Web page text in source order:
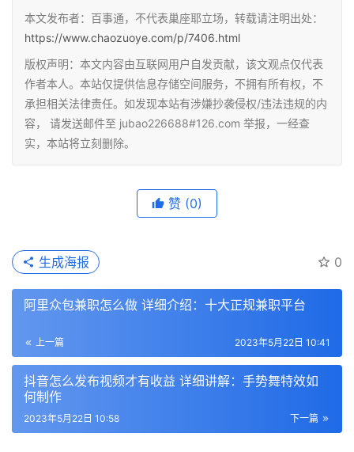
本文发布者：百事通，不代表巢座耶立场，转载请注明出处：
https://www.chaozuoye.com/p/7406.html
版权声明：本文内容由互联网用户自发贡献，该文观点仅代表
作者本人。本站仅提供信息存储空间服务，不拥有所有权，不
承担相关法律责任。如发现本站有涉嫌抄袭侵权/违法违规的内
容， 请发送邮件至 jubao226688#126.com 举报，一经查
实，本站将立刻删除。
赞 (0)
0
生成海报
阿里众包兼职怎么做 详细介绍：十大正规兼职平台
上一篇 2023年5月22日 10:41
抖音怎么发布视频才有收益 详细讲解：手势舞特效如
何制作
下一篇
2023年5月22日 10:58